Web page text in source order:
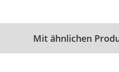
Mit ähnlichen